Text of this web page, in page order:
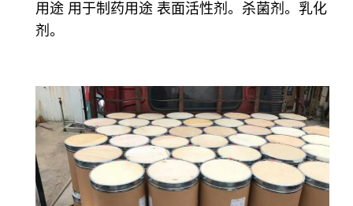
用途 用于制药用途 表面活性剂。杀菌剂。乳化
剂。